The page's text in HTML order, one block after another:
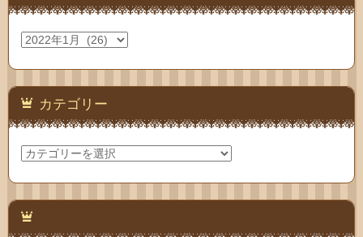
ア
ー
カ
ブ カテゴリー
カ
テ
ゴ
ー